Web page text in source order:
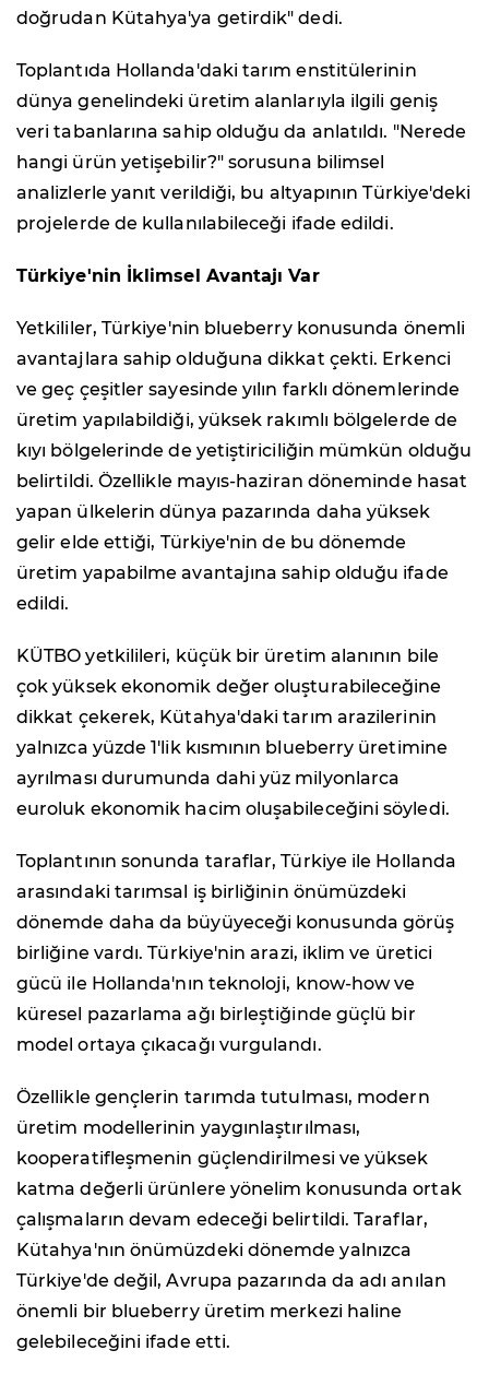
doğrudan Kütahya'ya getirdik" dedi.
Toplantıda Hollanda'daki tarım enstitülerinin
dünya genelindeki üretim alanlarıyla ilgili geniş
veri tabanlarına sahip olduğu da anlatıldı. "Nerede
hangi ürün yetişebilir?" sorusuna bilimsel
analizlerle yanıt verildiği, bu altyapının Türkiye'deki
projelerde de kullanılabileceği ifade edildi.
Türkiye'nin İklimsel Avantajı Var
Yetkililer, Türkiye'nin blueberry konusunda önemli
avantajlara sahip olduğuna dikkat çekti. Erkenci
ve geç çeşitler sayesinde yılın farklı dönemlerinde
üretim yapılabildiği, yüksek rakımlı bölgelerde de
kıyı bölgelerinde de yetiştiriciliğin mümkün olduğu
belirtildi. Özellikle mayıs-haziran döneminde hasat
yapan ülkelerin dünya pazarında daha yüksek
gelir elde ettiği, Türkiye'nin de bu dönemde
üretim yapabilme avantajına sahip olduğu ifade
edildi.
KÜTBO yetkilileri, küçük bir üretim alanının bile
çok yüksek ekonomik değer oluşturabileceğine
dikkat çekerek, Kütahya'daki tarım arazilerinin
yalnızca yüzde 1'lik kısmının blueberry üretimine
ayrılması durumunda dahi yüz milyonlarca
euroluk ekonomik hacim oluşabileceğini söyledi.
Toplantının sonunda taraflar, Türkiye ile Hollanda
arasındaki tarımsal iş birliğinin önümüzdeki
dönemde daha da büyüyeceği konusunda görüş
birliğine vardı. Türkiye'nin arazi, iklim ve üretici
gücü ile Hollanda'nın teknoloji, know-how ve
küresel pazarlama ağı birleştiğinde güçlü bir
model ortaya çıkacağı vurgulandı.
Özellikle gençlerin tarımda tutulması, modern
üretim modellerinin yaygınlaştırılması,
kooperatifleşmenin güçlendirilmesi ve yüksek
katma değerli ürünlere yönelim konusunda ortak
çalışmaların devam edeceği belirtildi. Taraflar,
Kütahya'nın önümüzdeki dönemde yalnızca
Türkiye'de değil, Avrupa pazarında da adı anılan
önemli bir blueberry üretim merkezi haline
gelebileceğini ifade etti.